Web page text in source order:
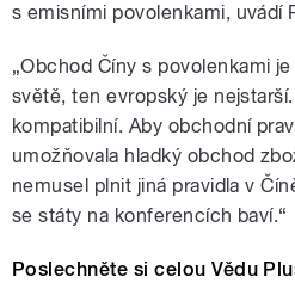
s emisními povolenkami, uvádí
„Obchod Číny s povolenkami
světě, ten evropský je
kompatibilní. Aby obchodní
umožňovala hladký obchod
nemusel plnit jiná pravidla v
se státy na konferencích baví.“
Poslechněte si celou Vědu